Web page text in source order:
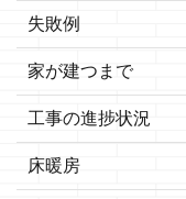
失敗例
家が建つまで
工事の進捗状況
床暖房